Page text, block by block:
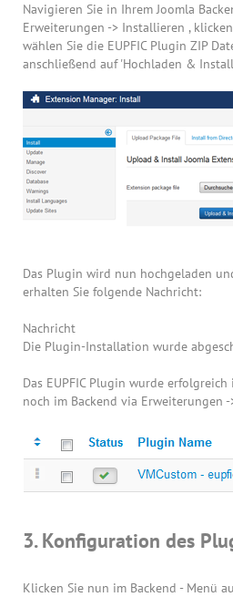
Navigieren Sie in Ihrem Joomla
Erweiterungen -> Installieren ,
wählen Sie die EUPFIC Plugin ZIP
anschließend auf 'Hochladen &
Das Plugin wird nun hochgeladen
erhalten Sie folgende Nachricht:
Nachricht
Die Plugin-Installation wurde
Das EUPFIC Plugin wurde
noch im Backend via Erweiterungen
3. Konfiguration des
Klicken Sie nun im Backend - Menü